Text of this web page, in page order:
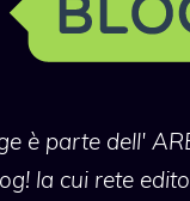
è parte dell'
la cui rete